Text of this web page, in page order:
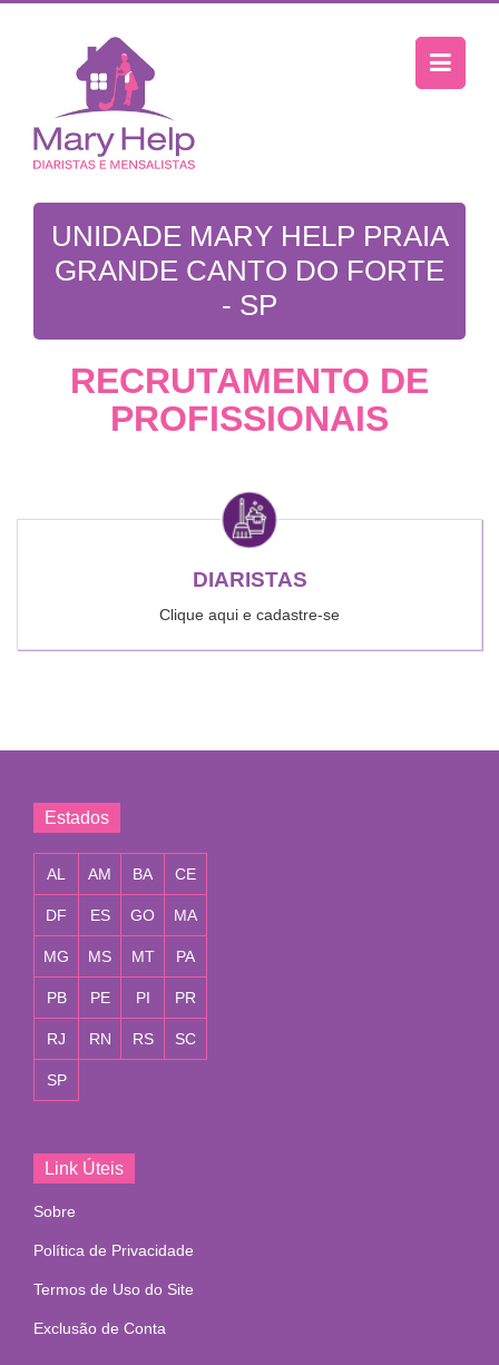
UNIDADE MARY HELP PRAIA
GRANDE CANTO DO FORTE
- SP
RECRUTAMENTO DE
PROFISSIONAIS
DIARISTAS
Clique aqui e cadastre-se
Estados
AL AM BA CE
DF ES GO MA
MG MS MT PA
PB PE PI PR
RJ RN RS SC
SP
Link Úteis
Sobre
Política de Privacidade
Termos de Uso do Site
Exclusão de Conta